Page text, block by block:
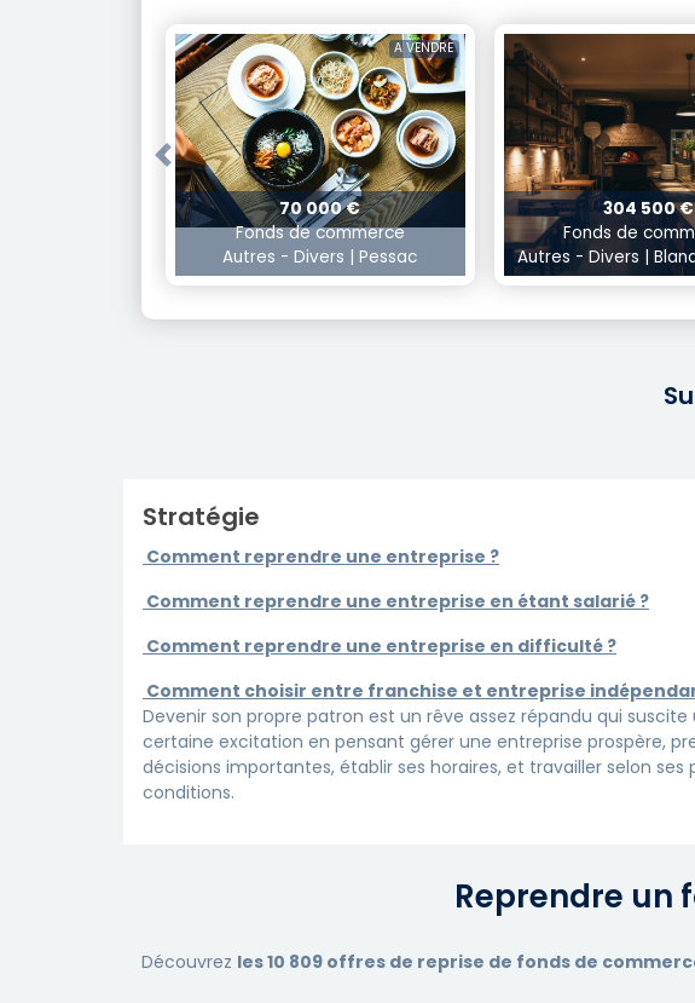
A VENDRE
70 000 €
Fonds de commerce
Autres - Divers | Pessac
304 500 €
Fonds de
Autres - Divers |
Previous
Stratégie
Comment reprendre une entreprise ?
Comment reprendre une entreprise en étant salarié ?
Comment reprendre une entreprise en difficulté ?
Comment choisir entre franchise et entreprise
Devenir son propre patron est un rêve assez répandu qui suscite
certaine excitation en pensant gérer une entreprise prospère,
décisions importantes, établir ses horaires, et travailler selon ses
conditions.
Reprendre un
Découvrez les 10 809 offres de reprise de fonds de